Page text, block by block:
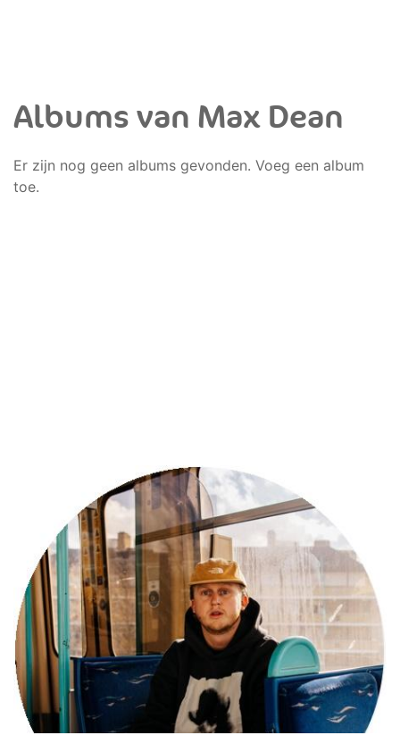
Albums van Max Dean
Er zijn nog geen albums gevonden. Voeg een album
toe.